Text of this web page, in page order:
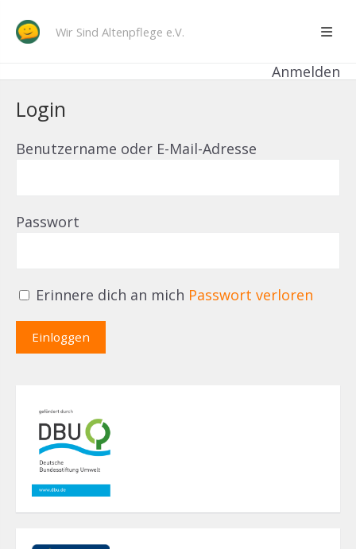
Wir Sind Altenpflege e.V.
Anmelden
Login
Benutzername oder E-Mail-Adresse
Passwort
Erinnere dich an mich Passwort verloren